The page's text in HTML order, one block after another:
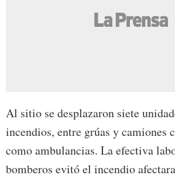
Al sitio se desplazaron siete
incendios, entre grúas y camiones
como ambulancias. La efectiva
bomberos evitó el incendio